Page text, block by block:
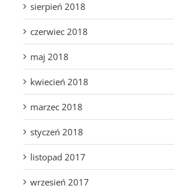
sierpień 2018
czerwiec 2018
maj 2018
kwiecień 2018
marzec 2018
styczeń 2018
listopad 2017
wrzesień 2017